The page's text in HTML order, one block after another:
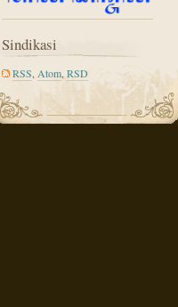
Sindikasi
RSS Atom, RSD